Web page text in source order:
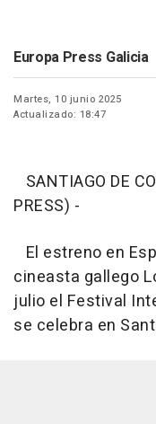
Europa Press Galicia
Martes, 10 junio 2025
Actualizado: 18:47
SANTIAGO DE
PRESS) -
El estreno en
cineasta gallego
julio el Festival
se celebra en